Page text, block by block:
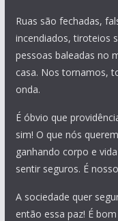
Ruas são fechadas,
incendiados, tiroteios
pessoas baleadas no
casa. Nos tornamos,
onda.
É óbvio que
sim! O que nós
ganhando corpo e
sentir seguros. É
A sociedade quer
então essa paz! É